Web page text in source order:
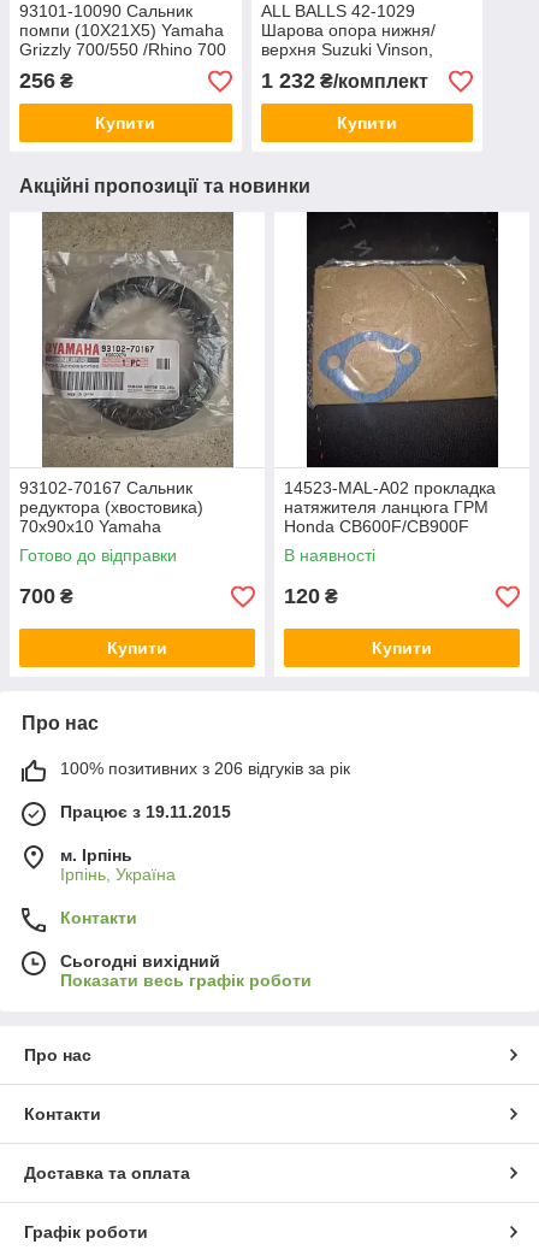
93101-10090 Сальник
помпи (10X21X5) Yamaha
Grizzly 700/550 /Rhino 700
/ Viking 700
256 ₴
Купити
ALL BALLS 42-1029
Шарова опора нижня/
верхня Suzuki Vinson,
Eiger, King Quad, 51210-
38F00,
1 232₴/комплект
Купити
Акційні пропозиції та новинки
93102-70167 Сальник
редуктора (хвостовика)
70x90x10 Yamaha
FJR1300,V-Max 1200, Virago
1100/750,BT1100 Bulldog,
XJ650 / XJ900
Готово до відправки
700 ₴
Купити
14523-MAL-A02 прокладка
натяжителя ланцюга ГРМ
Honda CB600F/CB900F
Hornet, CBR600RR, Honda
CBR-900RR,CBR-1100RR,
XL-1000V Varadero
В наявності
120 ₴
Купити
Про нас
100% позитивних з 206 відгуків за рік
Працює з 19.11.2015
м. Ірпінь
Ірпінь, Україна
Контакти
Сьогодні вихідний
Показати весь графік роботи
Про нас
Контакти
Доставка та оплата
Графік роботи